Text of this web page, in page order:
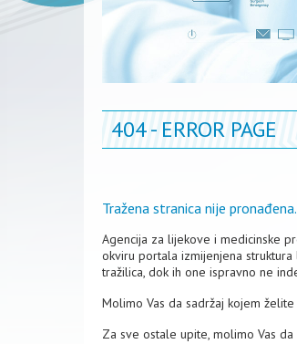
404 - ERROR PAGE
Tražena stranica nije pronađena.
Agencija za lijekove i medicinske
okviru portala izmijenjena
tražilica, dok ih one ispravno ne
Molimo Vas da sadržaj kojem
Za sve ostale upite, molimo Vas